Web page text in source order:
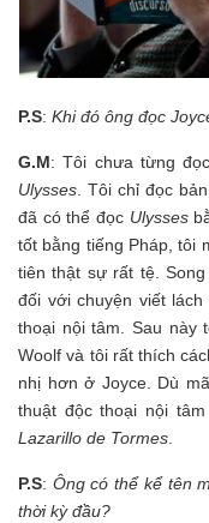
P.S: Khi đó ông đọc
G.M: Tôi chưa từng
Ulysses. Tôi chỉ đọc
đã có thể đọc Ulysses
tốt bằng tiếng Pháp, tôi
tiên thật sự rất tệ.
đối với chuyện viết
thoại nội tâm. Sau này
Woolf và tôi rất thích
nhị hơn ở Joyce. Dù
thuật độc thoại nội
Lazarillo de Tormes.
P.S: Ông có thể kể tên
thời kỳ đầu?